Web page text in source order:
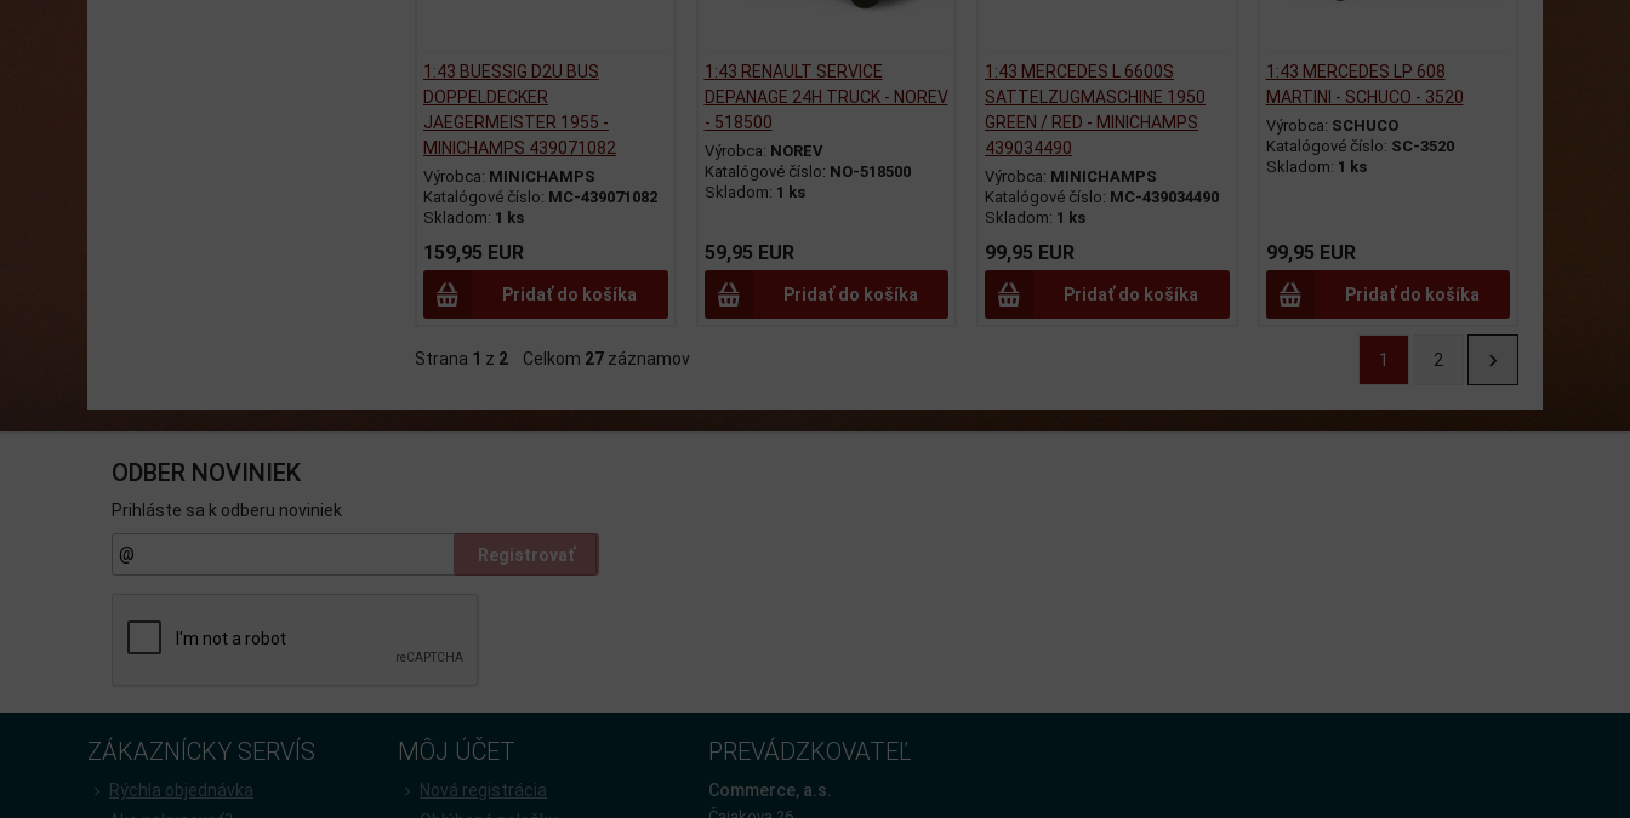
1:43 BUESSIG D2U BUS
DOPPELDECKER
JAEGERMEISTER 1955 -
MINICHAMPS 439071082
Výrobca: MINICHAMPS
Katalógové číslo: MC-439071082
Skladom: 1 ks
159,95 EUR
Pridať do košíka
1:43 RENAULT SERVICE
DEPANAGE 24H TRUCK - NOREV
- 518500
Výrobca: NOREV
Katalógové číslo: NO-518500
Skladom: 1 ks
59,95 EUR
Pridať do košíka
1:43 MERCEDES L 6600S
SATTELZUGMASCHINE 1950
GREEN / RED - MINICHAMPS
439034490
Výrobca: MINICHAMPS
Katalógové číslo: MC-439034490
Skladom: 1 ks
99,95 EUR
Pridať do košíka
1:43 MERCEDES LP 608
MARTINI - SCHUCO - 3520
Výrobca: SCHUCO
Katalógové číslo: SC-3520
Skladom: 1 ks
99,95 EUR
Pridať do košíka
Strana 1 z 2 Celkom 27 záznamov 1 2
ODBER NOVINIEK
Prihláste sa k odberu noviniek
Registrovať
ZÁKAZNÍCKY SERVÍS
Rýchla objednávka
MÔJ ÚČET
Nová registrácia
PREVÁDZKOVATEĽ
Commerce, a.s.